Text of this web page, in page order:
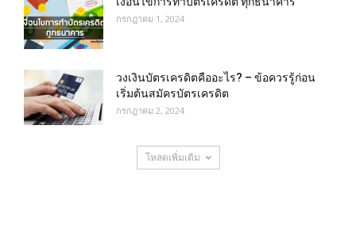
กรกฎาคม 1, 2024
วงเงินบัตรเครดิตคืออะไร? – ข้อควรรู้ก่อน
เริ่มต้นสมัครบัตรเครดิต
กรกฎาคม 2, 2024
โหลดเพิ่มเติม